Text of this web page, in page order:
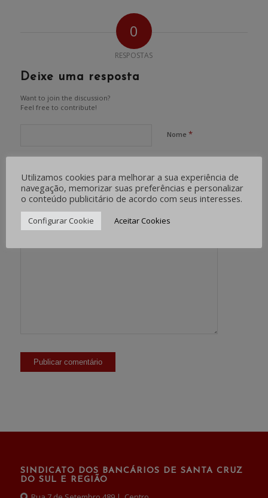
0
RESPOSTAS
Deixe uma resposta
Want to join the discussion?
Feel free to contribute!
Nome *
E-mail*
SINDICATO DOS BANCÁRIOS DE SANTA CRUZ
DO SUL E REGIÃO
Utilizamos cookies para melhorar a sua experiência de
navegação, memorizar suas preferências e personalizar
o conteúdo publicitário de acordo com seus interesses.
Configurar Cookie Aceitar Cookies